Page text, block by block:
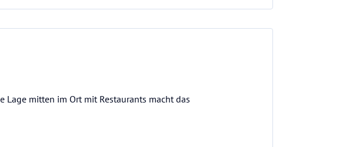
Lage mitten im Ort mit Restaurants macht das